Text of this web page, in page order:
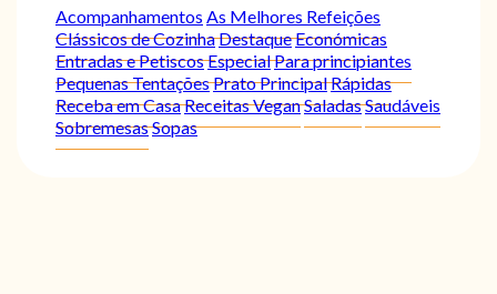
Acompanhamentos As Melhores Refeições
Clássicos de CozinhaDestaqueEconómicas
Entradas e PetiscosEspecialPara principiantes
Pequenas TentaçõesPrato PrincipalRápidas
Receba em CasaReceitas VeganSaladasSaudáveis
SobremesasSopas